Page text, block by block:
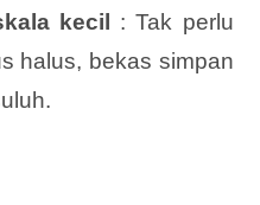
kecil
: Tak perlu
halus, bekas simpan